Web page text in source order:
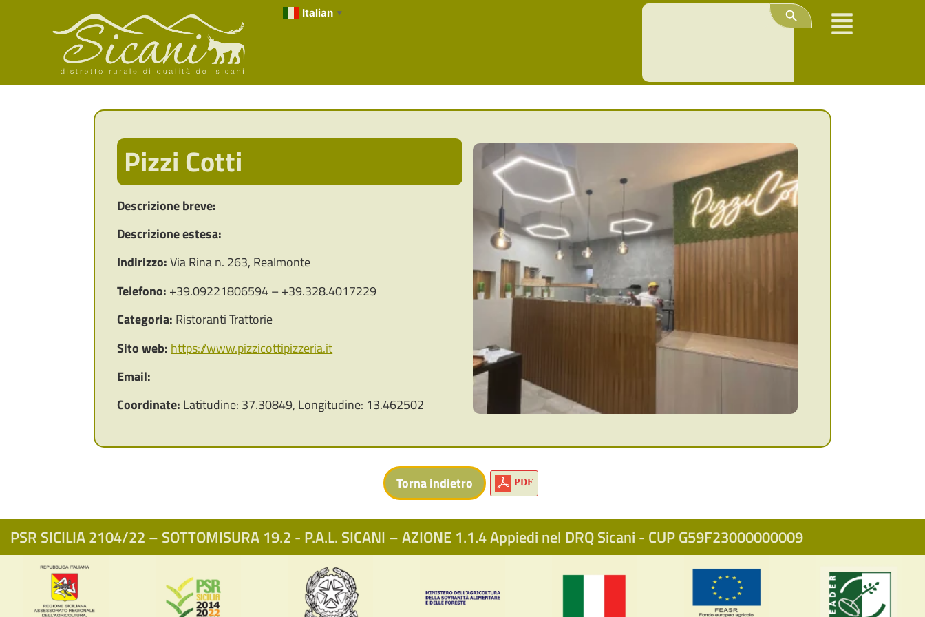
Italian ▼
Search
for:
Search Button
Pizzi Cotti
Descrizione breve:
Descrizione estesa:
Indirizzo:Via Rina n. 263, Realmonte
Telefono: +39.09221806594 – +39.328.4017229
Categoria: Ristoranti Trattorie
Sito web: https://www.pizzicottipizzeria.it
Email:
Coordinate: Latitudine: 37.30849, Longitudine: 13.462502
PDF
PSR SICILIA 2104/22 – SOTTOMISURA 19.2 - P.A.L. SICANI – AZIONE 1.1.4 Appiedi nel DRQ Sicani - CUP G59F23000000009